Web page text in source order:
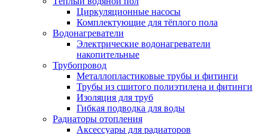
Циркуляционные насосы
Комплектующие для тёплого пола
Водонагреватели
Электрические водонагреватели
накопительные
Трубопровод
Металлопластиковые трубы и фитинги
Трубы из сшитого полиэтилена и фитинги
Изоляция для труб
Гибкая подводка для воды
Радиаторы отопления
Аксессуары для радиаторов